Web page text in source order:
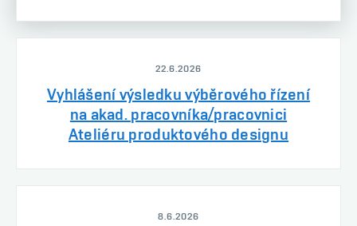
22.6.2026
Vyhlášení výsledku výběrového řízení
na akad. pracovníka/pracovnici
Ateliéru produktového designu
8.6.2026